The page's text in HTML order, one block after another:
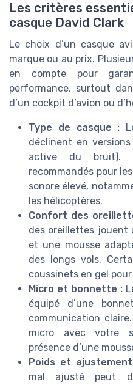
Les critères
casque David Clark
Le choix d’un casque
marque ou au prix.
en compte pour
performance, surtout
d’un cockpit d’avion ou
Type de casque :
déclinent en
active du bruit).
recommandés pour
sonore élevé,
les hélicoptères.
Confort des
des oreillettes jouent
et une mousse
des longs vols.
coussinets en gel
Micro et bonnette :
équipé d’une
communication
micro avec votre
présence d’une
Poids et
mal ajusté peut